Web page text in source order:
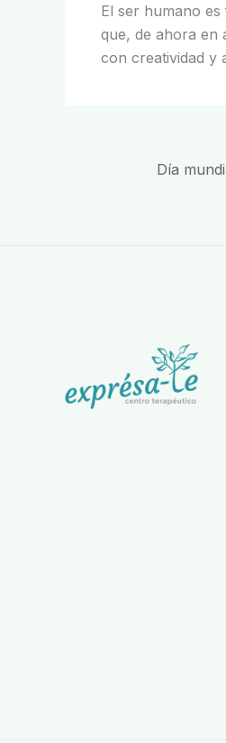
El ser humano
que, de ahora en
con creatividad y